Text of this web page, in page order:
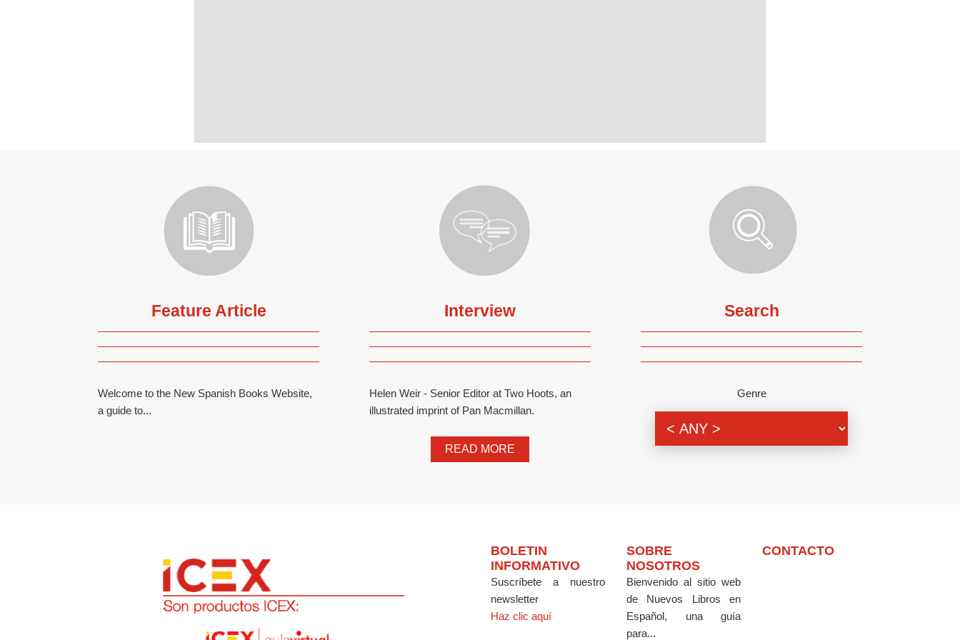
Feature Article
Welcome to the New Spanish Books Website,
a guide to...
Interview
Helen Weir - Senior Editor at Two Hoots, an
illustrated imprint of Pan Macmillan.
READ MORE
Search
Genre
BOLETIN
INFORMATIVO
Suscríbete a nuestro
newsletter
Haz clic aquí
SOBRE
NOSOTROS
Bienvenido al sitio web
de Nuevos Libros en
Español, una guía
para...
CONTACTO